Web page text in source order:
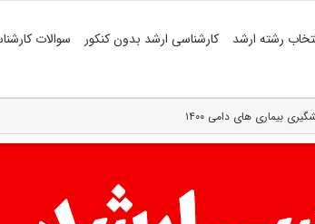
رشته ارشد کارشناسی ارشد بدون کنکور سوالات
بیماری های دامی ۱۴۰۰